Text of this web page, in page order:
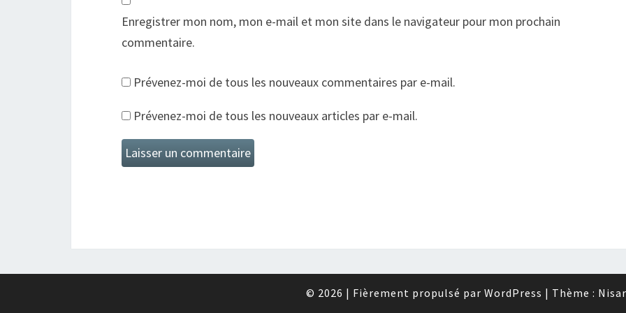
Enregistrer mon nom, mon e-mail et mon site dans le navigateur pour mon prochain
commentaire.
Prévenez-moi de tous les nouveaux commentaires par e-mail.
Prévenez-moi de tous les nouveaux articles par e-mail.
© 2026 | Fièrement propulsé par WordPress | Thème :